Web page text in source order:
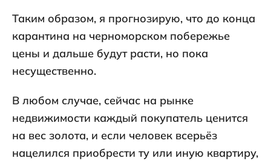
Таким образом, я прогнозирую, что до конца
карантина на черноморском побережье
цены и дальше будут расти, но пока
несущественно.
В любом случае, сейчас на рынке
недвижимости каждый покупатель ценится
на вес золота, и если человек всерьёз
нацелился приобрести ту или иную квартиру,